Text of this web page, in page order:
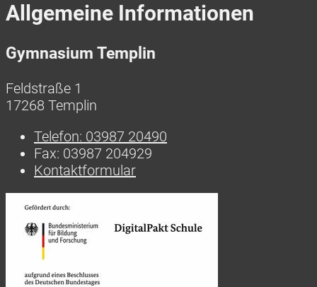
Allgemeine Informationen
Gymnasium Templin
Feldstraße 1
17268 Templin
Telefon: 03987 20490
Fax: 03987 204929
Kontaktformular